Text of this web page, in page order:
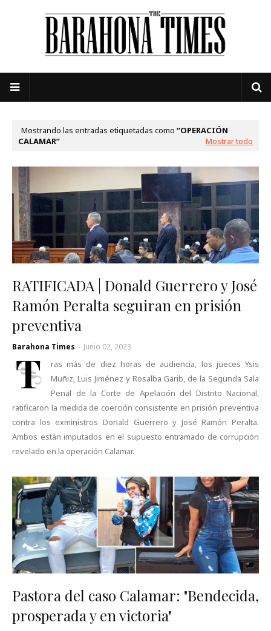
Mostrando las entradas etiquetadas como
OPERACIÓN
CALAMAR
Mostrar todo
RATIFICADA | Donald Guerrero y José
Ramón Peralta seguiran en prisión
preventiva
Barahona Times - Junio 02, 2023
T
ras más de diez horas de audiencia, los jueces Ysis
Muñiz, Luis Jiménez y Rosalba Garib, de la Segunda Sala
Penal de la Corte de Apelación del Distrito Nacional,
ratificaron la medida de coerción consistente en prisión preventiva
contra los exministros Donald Guerrero y José Ramón Peralta.
Ambos están imputados en el supuesto entramado de corrupción
revelado en la operación Calamar.
Pastora del caso Calamar: "Bendecida,
prosperada y en victoria"